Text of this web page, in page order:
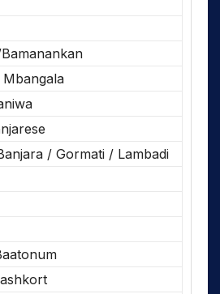
/ Gormati / Lambadi